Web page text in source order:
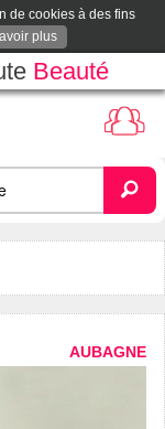
de cookies à des fins
plus
Beauté
AUBAGNE